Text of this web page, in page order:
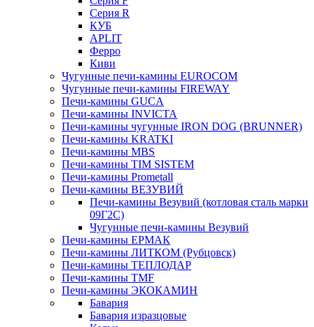
Серия R
КУБ
APLIT
Ферро
Киви
Чугунные печи-камины EUROCOM
Чугунные печи-камины FIREWAY
Печи-камины GUCA
Печи-камины INVICTA
Печи-камины чугунные IRON DOG (BRUNNER)
Печи-камины KRATKI
Печи-камины MBS
Печи-камины TIM SISTEM
Печи-камины Prometall
Печи-камины ВЕЗУВИЙ
Печи-камины Везувий (котловая сталь марки
09Г2С)
Чугунные печи-камины Везувий
Печи-камины ЕРМАК
Печи-камины ЛИТКОМ (Рубцовск)
Печи-камины ТЕПЛОДАР
Печи-камины TMF
Печи-камины ЭКОКАМИН
Бавария
Бавария изразцовые